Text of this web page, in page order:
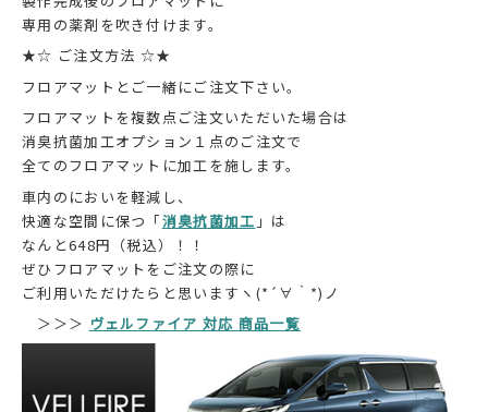
専用の薬剤を吹き付けます。
★☆ ご注文方法 ☆★
フロアマットとご一緒にご注文下さい。
フロアマットを複数点ご注文いただいた場合は
消臭抗菌加工オプション１点のご注文で
全てのフロアマットに加工を施します。
車内のにおいを軽減し、
快適な空間に保つ「消臭抗菌加工 」は
なんと648円（税込）！！
ぜひフロアマットをご注文の際に
ご利用いただけたらと思いますヽ(*´∀｀*)ノ
＞＞＞ ヴェルファイア 対応 商品一覧